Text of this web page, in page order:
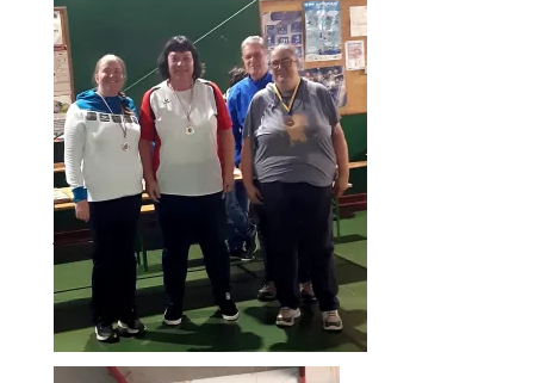
Archives
mars 2026
octobre 2025
janvier 2025
décembre 2024